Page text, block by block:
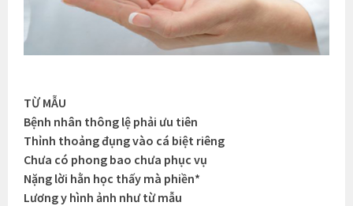
TỪ MẪU
Bệnh nhân thông lệ phải ưu tiên
Thỉnh thoảng đụng vào cá biệt riêng
Chưa có phong bao chưa phục vụ
Nặng lời hằn học thấy mà phiền*
Lương y hình ảnh như từ mẫu